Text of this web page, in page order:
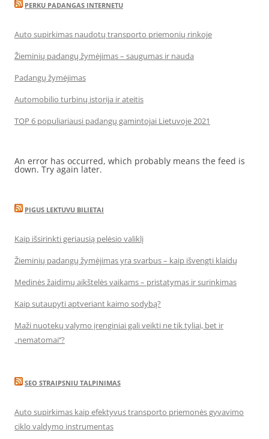
PERKU PADANGAS INTERNETU
Auto supirkimas naudotų transporto priemonių rinkoje
Žieminių padangų žymėjimas – saugumas ir nauda
Padangų žymėjimas
Automobilio turbinų istorija ir ateitis
TOP 6 populiariausi padangų gamintojai Lietuvoje 2021
An error has occurred, which probably means the feed is
down. Try again later.
PIGUS LEKTUVU BILIETAI
Kaip išsirinkti geriausią pelėsio valiklį
Žieminių padangų žymėjimas yra svarbus – kaip išvengti klaidų
Medinės žaidimų aikštelės vaikams – pristatymas ir surinkimas
Kaip sutaupyti aptveriant kaimo sodybą?
Maži nuotekų valymo įrenginiai gali veikti ne tik tyliai, bet ir
„nematomai‘‘?
SEO STRAIPSNIU TALPINIMAS
Auto supirkimas kaip efektyvus transporto priemonės gyvavimo
ciklo valdymo instrumentas